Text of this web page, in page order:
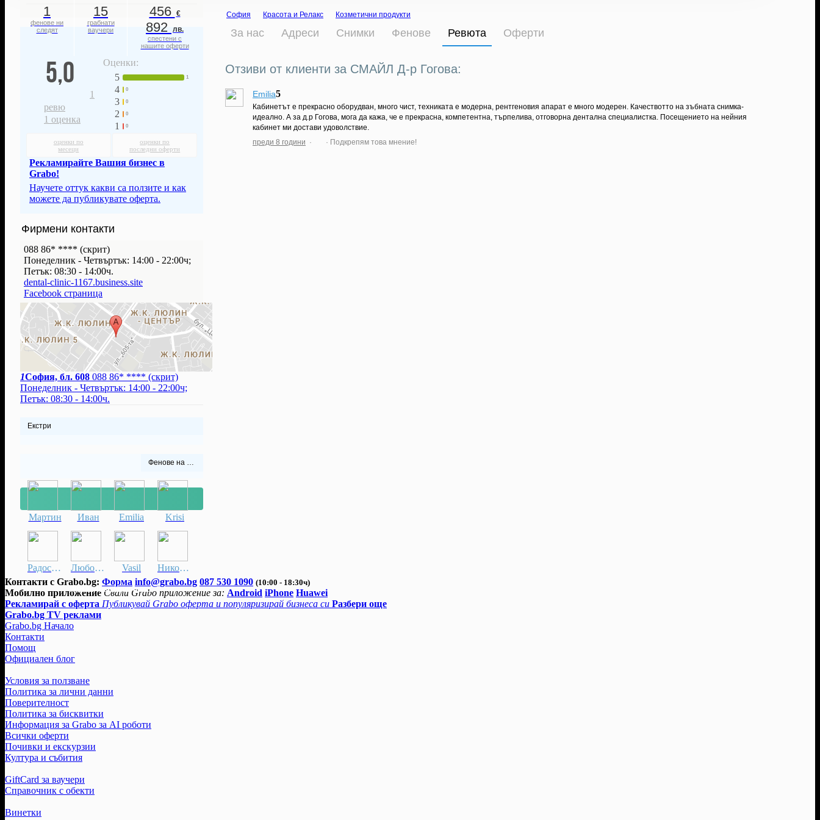
1
фенове ни
следят
15
грабнати
ваучери
456 €
892 лв.
спестени с
нашите оферти
5,0
1
ревю
1 оценка
Оценки:
5
1
4 0
3 0
2 0
1 0
оценки по
месеци
оценки по
последни оферти
Рекламирайте Вашия бизнес в
Grabo!
Научете оттук какви са ползите и как
можете да публикувате оферта.
Фирмени контакти
088 86* **** (скрит)
Понеделник - Четвъртък: 14:00 - 22:00ч;
Петък: 08:30 - 14:00ч.
dental-clinic-1167.business.site
Facebook страница
1София, бл. 608 088 86* **** (скрит)
Понеделник - Четвъртък: 14:00 - 22:00ч;
Петък: 08:30 - 14:00ч.
Екстри
Фенове на СМАЙЛ Д-р Гогова
Мартин Иван Emilia Krisi
Радостина Любомир Vasil Николай
Докладвай нередност
София Красота и Релакс Козметични продукти
За нас Адреси Снимки Фенове Ревюта Оферти
Отзиви от клиенти за СМАЙЛ Д-р Гогова:
Emilia5
Кабинетът е прекрасно оборудван, много чист, техниката е модерна, рентгеновия апарат е много модерен. Качествотто на зъбната снимка-
идеално. А за д.р Гогова, мога да кажа, че е прекрасна, компетентна, търпелива, отговорна дентална специалистка. Посещението на нейния
кабинет ми достави удоволствие.
преди 8 години · · Подкрепям това мнение!
Контакти с Grabo.bg: Форма info@grabo.bg 087 530 1090 (10:00 - 18:30ч)
Мобилно приложение Свали Grabo приложение за: Android iPhone Huawei
Рекламирай с оферта Публикувай Grabo оферта и популяризирай бизнеса си Разбери още
Grabo.bg TV реклами
Grabo.bg Начало
Контакти
Помощ
Официален блог
Условия за ползване
Политика за лични данни
Поверителност
Политика за бисквитки
Информация за Grabo за AI роботи
Всички оферти
Почивки и екскурзии
Култура и събития
GiftCard за ваучери
Справочник с обекти
Винетки